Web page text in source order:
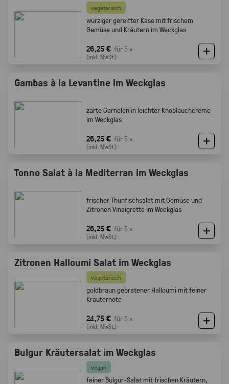
vegetarisch
würziger gereifter Käse mit frischem
Gemüse und Kräutern im Weckglas
26,25 € für 5 ×
(inkl. MwSt.)
Gambas à la Levantine im Weckglas
zarte Garnelen in leichter Knoblauchcreme
im Weckglas
26,25 € für 5 ×
(inkl. MwSt.)
Tonno Salat à la Mediterran im Weckglas
frischer Thunfischsalat mit Gemüse und
Zitronen Vinaigrette im Weckglas
26,25 € für 5 ×
(inkl. MwSt.)
Zitronen Halloumi Salat im Weckglas
vegetarisch
goldbraun gebratener Halloumi mit feiner
Kräuternote
24,75 € für 5 ×
(inkl. MwSt.)
Bulgur Kräutersalat im Weckglas
vegan
feiner Bulgur-Salat mit frischen Kräutern,